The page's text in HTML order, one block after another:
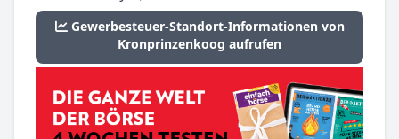
Gewerbesteuer-Standort-Informationen von
Kronprinzenkoog aufrufen